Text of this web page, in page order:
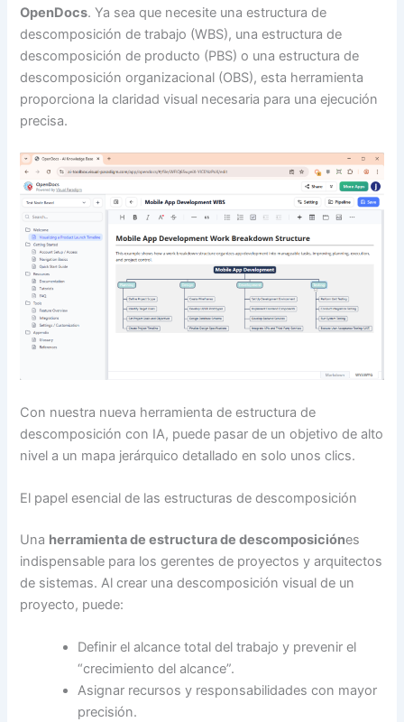
OpenDocs. Ya sea que necesite una estructura de
descomposición de trabajo (WBS), una estructura de
descomposición de producto (PBS) o una estructura de
descomposición organizacional (OBS), esta herramienta
proporciona la claridad visual necesaria para una ejecución
precisa.
Con nuestra nueva herramienta de estructura de
descomposición con IA, puede pasar de un objetivo de alto
nivel a un mapa jerárquico detallado en solo unos clics.
El papel esencial de las estructuras de descomposición
Una herramienta de estructura de descomposiciónes
indispensable para los gerentes de proyectos y arquitectos
de sistemas. Al crear una descomposición visual de un
proyecto, puede:
Definir el alcance total del trabajo y prevenir el
“crecimiento del alcance”.
Asignar recursos y responsabilidades con mayor
precisión.